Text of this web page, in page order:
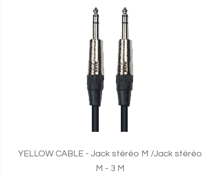
YELLOW CABLE - Jack stéréo M /Jack stéréo
M - 3 M